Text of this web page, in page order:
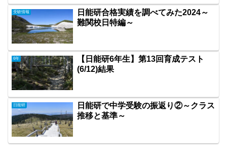
受験情報
日能研合格実績を調べてみた2024～
難関校日特編～
6年
【日能研6年生】第13回育成テスト
(6/12)結果
日能研
日能研で中学受験の振返り②～クラス
推移と基準～